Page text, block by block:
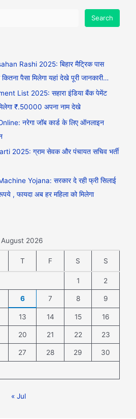
Search
Rashi 2025: बिहार मैट्रिक पास
पैसा मिलेगा यहां देखे पूरी जानकारी…
List 2025: सहारा इंडिया बैंक पेमेंट
₹.50000 अपना नाम देखे
नरेगा जॉब कार्ड के लिए ऑनलाइन
2025: ग्राम सेवक और पंचायत सचिव भर्ती
Yojana: सरकार दे रही फ्री सिलाई
, फायदा अब हर महिला को मिलेगा
August 2026
T F S S
1 2
6 7 8 9
13 14 15 16
20 21 22 23
27 28 29 30
« Jul